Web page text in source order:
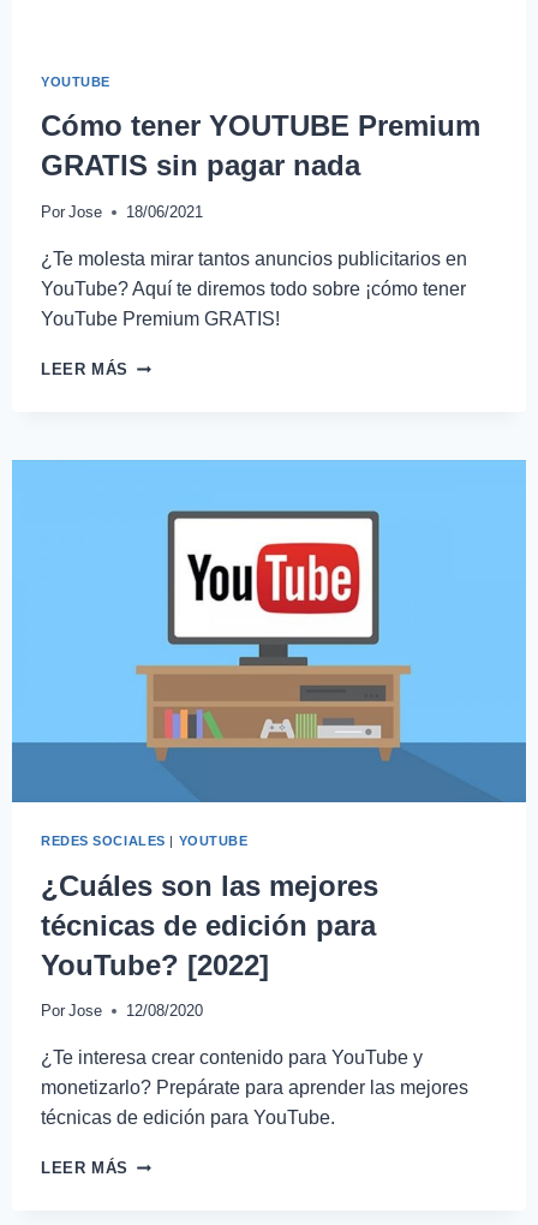
YOUTUBE
Cómo tener YOUTUBE Premium
GRATIS sin pagar nada
Por Jose 18/06/2021
¿Te molesta mirar tantos anuncios publicitarios en
YouTube? Aquí te diremos todo sobre ¡cómo tener
YouTube Premium GRATIS!
LEER MÁS
REDES SOCIALES YOUTUBE
¿Cuáles son las mejores
técnicas de edición para
YouTube? [2022]
Por Jose 12/08/2020
¿Te interesa crear contenido para YouTube y
monetizarlo? Prepárate para aprender las mejores
técnicas de edición para YouTube.
LEER MÁS